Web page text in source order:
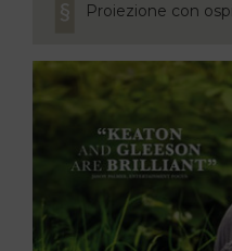
Proiezione con